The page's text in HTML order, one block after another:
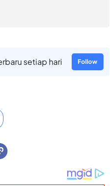
setiap hari Follow